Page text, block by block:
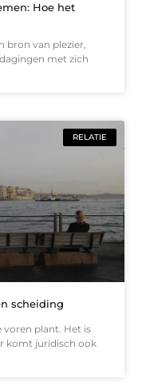
Hoe het
bron van plezier,
met zich
RELATIE
scheiding
voren plant. Het is
komt juridisch ook